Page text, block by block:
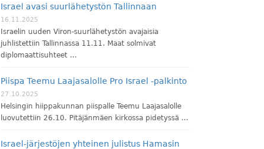
Israel avasi suurlähetystön Tallinnaan
16.11.2025
Israelin uuden Viron-suurlähetystön avajaisia
juhlistettiin Tallinnassa 11.11. Maat solmivat
diplomaattisuhteet …
Piispa Teemu Laajasalolle Pro Israel -palkinto
27.10.2025
Helsingin hiippakunnan piispalle Teemu Laajasalolle
luovutettiin 26.10. Pitäjänmäen kirkossa pidetyssä …
Israel-järjestöjen yhteinen julistus Hamasin